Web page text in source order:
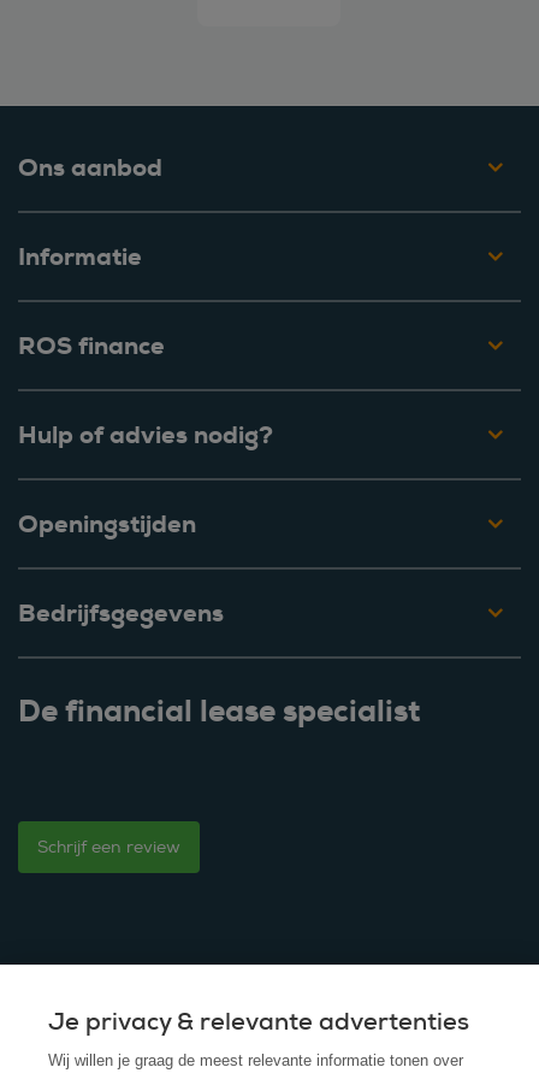
Ons aanbod
Informatie
ROS finance
Hulp of advies nodig?
Openingstijden
Bedrijfsgegevens
De financial lease specialist
Schrijf een review
© 2025 - ROS Krediet Service
Je privacy & relevante advertenties
Wij willen je graag de meest relevante informatie tonen over